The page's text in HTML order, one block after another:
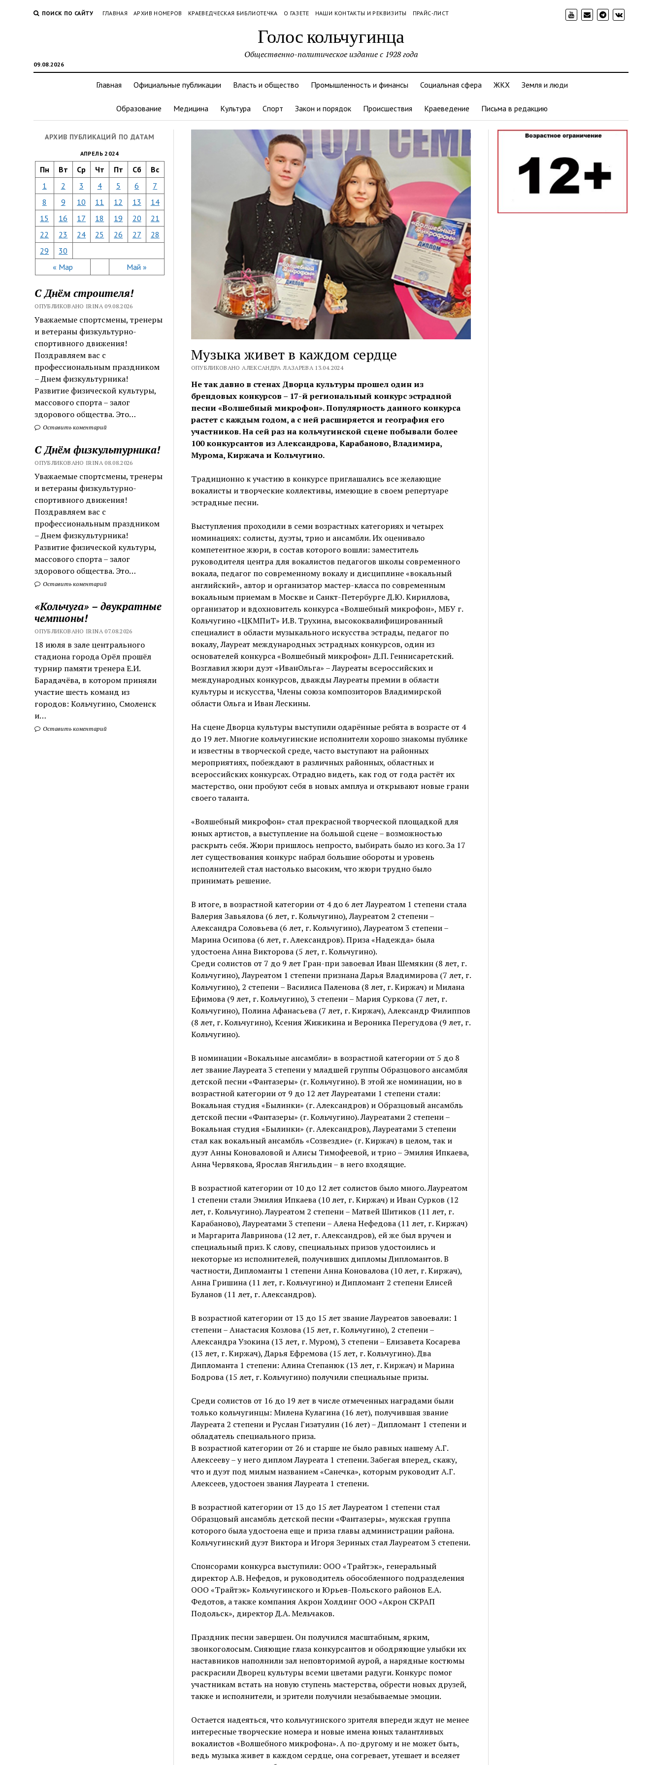
ПОИСК ПО САЙТУ ГЛАВНАЯ АРХИВ НОМЕРОВ КРАЕВЕДЧЕСКАЯ БИБЛИОТЕЧКА О ГАЗЕТЕ НАШИ КОНТАКТЫ И РЕКВИЗИТЫ ПРАЙС-ЛИСТ
Голос кольчугинца
09.08.2026
Общественно-политическое издание с 1928 года
Главная Официальные публикации Власть и общество Промышленность и финансы Социальная сфера ЖКХ Земля и люди
Образование Медицина Культура Спорт Закон и порядок Происшествия Краеведение Письма в редакцию
АРХИВ ПУБЛИКАЦИЙ ПО ДАТАМ
АПРЕЛЬ 2024
Пн Вт Ср Чт Пт Сб Вс
« Мар Май »
1 2 3 4 5 6
7
8
9 10 11 12 13
14
15
16 17 18 19 20
21
22
23 24 25 26 27
28
29
30
С Днём строителя!
ОПУБЛИКОВАНО IRINA 09.08.2026
Уважаемые спортсмены, тренеры
и ветераны физкультурно-
спортивного движения!
Поздравляем вас с
профессиональным праздником
– Днем физкультурника!
Развитие физической культуры,
массового спорта – залог
здорового общества. Это…
Оставить коментарий
С Днём физкультурника!
ОПУБЛИКОВАНО IRINA 08.08.2026
Уважаемые спортсмены, тренеры
и ветераны физкультурно-
спортивного движения!
Поздравляем вас с
профессиональным праздником
– Днем физкультурника!
Развитие физической культуры,
массового спорта – залог
здорового общества. Это…
Оставить коментарий
«Кольчуга» – двукратные
чемпионы!
ОПУБЛИКОВАНО IRINA 07.08.2026
18 июля в зале центрального
стадиона города Орёл прошёл
турнир памяти тренера Е.И.
Барадачёва, в котором приняли
участие шесть команд из
городов: Кольчугино, Смоленск
и…
Оставить коментарий
Музыка живет в каждом сердце
ОПУБЛИКОВАНО АЛЕКСАНДРА ЛАЗАРЕВА 13.04.2024
Не так давно в стенах Дворца культуры прошел один из
брендовых конкурсов – 17-й региональный конкурс эстрадной
песни «Волшебный микрофон». Популярность данного конкурса
растет с каждым годом, а с ней расширяется и география его
участников. На сей раз на кольчугинской сцене побывали более
100 конкурсантов из Александрова, Карабаново, Владимира,
Мурома, Киржача и Кольчугино.
Традиционно к участию в конкурсе приглашались все желающие
вокалисты и творческие коллективы, имеющие в своем репертуаре
эстрадные песни.
Выступления проходили в семи возрастных категориях и четырех
номинациях: солисты, дуэты, трио и ансамбли. Их оценивало
компетентное жюри, в состав которого вошли: заместитель
руководителя центра для вокалистов педагогов школы современного
вокала, педагог по современному вокалу и дисциплине «вокальный
английский», автор и организатор мастер-класса по современным
вокальным приемам в Москве и Санкт-Петербурге Д.Ю. Кириллова,
организатор и вдохновитель конкурса «Волшебный микрофон», МБУ г.
Кольчугино «ЦКМПиТ» И.В. Трухина, высококвалифицированный
специалист в области музыкального искусства эстрады, педагог по
вокалу, Лауреат международных эстрадных конкурсов, один из
основателей конкурса «Волшебный микрофон» Д.П. Геннисаретский.
Возглавил жюри дуэт «ИванОльга» – Лауреаты всероссийских и
международных конкурсов, дважды Лауреаты премии в области
культуры и искусства, Члены союза композиторов Владимирской
области Ольга и Иван Лескины.
На сцене Дворца культуры выступили одарённые ребята в возрасте от 4
до 19 лет. Многие кольчугинские исполнители хорошо знакомы публике
и известны в творческой среде, часто выступают на районных
мероприятиях, побеждают в различных районных, областных и
всероссийских конкурсах. Отрадно видеть, как год от года растёт их
мастерство, они пробуют себя в новых амплуа и открывают новые грани
своего таланта.
«Волшебный микрофон» стал прекрасной творческой площадкой для
юных артистов, а выступление на большой сцене – возможностью
раскрыть себя. Жюри пришлось непросто, выбирать было из кого. За 17
лет существования конкурс набрал большие обороты и уровень
исполнителей стал настолько высоким, что жюри трудно было
принимать решение.
В итоге, в возрастной категории от 4 до 6 лет Лауреатом 1 степени стала
Валерия Завьялова (6 лет, г. Кольчугино), Лауреатом 2 степени –
Александра Соловьева (6 лет, г. Кольчугино), Лауреатом 3 степени –
Марина Осипова (6 лет, г. Александров). Приза «Надежда» была
удостоена Анна Викторова (5 лет, г. Кольчугино).
Среди солистов от 7 до 9 лет Гран-при завоевал Иван Шемякин (8 лет, г.
Кольчугино), Лауреатом 1 степени признана Дарья Владимирова (7 лет, г.
Кольчугино), 2 степени – Василиса Паленова (8 лет, г. Киржач) и Милана
Ефимова (9 лет, г. Кольчугино), 3 степени – Мария Суркова (7 лет, г.
Кольчугино), Полина Афанасьева (7 лет, г. Киржач), Александр Филиппов
(8 лет, г. Кольчугино), Ксения Жижикина и Вероника Перегудова (9 лет, г.
Кольчугино).
В номинации «Вокальные ансамбли» в возрастной категории от 5 до 8
лет звание Лауреата 3 степени у младшей группы Образцового ансамбля
детской песни «Фантазеры» (г. Кольчугино). В этой же номинации, но в
возрастной категории от 9 до 12 лет Лауреатами 1 степени стали:
Вокальная студия «Былинки» (г. Александров) и Образцовый ансамбль
детской песни «Фантазеры» (г. Кольчугино). Лауреатами 2 степени –
Вокальная студия «Былинки» (г. Александров), Лауреатами 3 степени
стал как вокальный ансамбль «Созвездие» (г. Киржач) в целом, так и
дуэт Анны Коноваловой и Алисы Тимофеевой, и трио – Эмилия Ипкаева,
Анна Червякова, Ярослав Янгильдин – в него входящие.
В возрастной категории от 10 до 12 лет солистов было много. Лауреатом
1 степени стали Эмилия Ипкаева (10 лет, г. Киржач) и Иван Сурков (12
лет, г. Кольчугино). Лауреатом 2 степени – Матвей Шитиков (11 лет, г.
Карабаново), Лауреатами 3 степени – Алена Нефедова (11 лет, г. Киржач)
и Маргарита Лавринова (12 лет, г. Александров), ей же был вручен и
специальный приз. К слову, специальных призов удостоились и
некоторые из исполнителей, получивших дипломы Дипломантов. В
частности, Дипломанты 1 степени Анна Коновалова (10 лет, г. Киржач),
Анна Гришина (11 лет, г. Кольчугино) и Дипломант 2 степени Елисей
Буланов (11 лет, г. Александров).
В возрастной категории от 13 до 15 лет звание Лауреатов завоевали: 1
степени – Анастасия Козлова (15 лет, г. Кольчугино), 2 степени –
Александра Узокина (13 лет, г. Муром), 3 степени – Елизавета Косарева
(13 лет, г. Киржач), Дарья Ефремова (15 лет, г. Кольчугино). Два
Дипломанта 1 степени: Алина Степанюк (13 лет, г. Киржач) и Марина
Бодрова (15 лет, г. Кольчугино) получили специальные призы.
Среди солистов от 16 до 19 лет в числе отмеченных наградами были
только кольчугинцы: Милена Кулагина (16 лет), получившая звание
Лауреата 2 степени и Руслан Гизатулин (16 лет) – Дипломант 1 степени и
обладатель специального приза.
В возрастной категории от 26 и старше не было равных нашему А.Г.
Алексееву – у него диплом Лауреата 1 степени. Забегая вперед, скажу,
что и дуэт под милым названием «Санечка», которым руководит А.Г.
Алексеев, удостоен звания Лауреата 1 степени.
В возрастной категории от 13 до 15 лет Лауреатом 1 степени стал
Образцовый ансамбль детской песни «Фантазеры», мужская группа
которого была удостоена еще и приза главы администрации района.
Кольчугинский дуэт Виктора и Игоря Зериных стал Лауреатом 3 степени.
Спонсорами конкурса выступили: ООО «Трайтэк», генеральный
директор А.В. Нефедов, и руководитель обособленного подразделения
ООО «Трайтэк» Кольчугинского и Юрьев-Польского районов Е.А.
Федотов, а также компания Акрон Холдинг ООО «Акрон СКРАП
Подольск», директор Д.А. Мельчаков.
Праздник песни завершен. Он получился масштабным, ярким,
звонкоголосым. Сияющие глаза конкурсантов и ободряющие улыбки их
наставников наполнили зал неповторимой аурой, а нарядные костюмы
раскрасили Дворец культуры всеми цветами радуги. Конкурс помог
участникам встать на новую ступень мастерства, обрести новых друзей,
также и исполнители, и зрители получили незабываемые эмоции.
Остается надеяться, что кольчугинского зрителя впереди ждут не менее
интересные творческие номера и новые имена юных талантливых
вокалистов «Волшебного микрофона». А по-другому и не может быть,
ведь музыка живет в каждом сердце, она согревает, утешает и вселяет